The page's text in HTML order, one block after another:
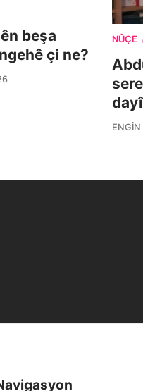
beşa
çi ne?
NÛÇE
ENGIN